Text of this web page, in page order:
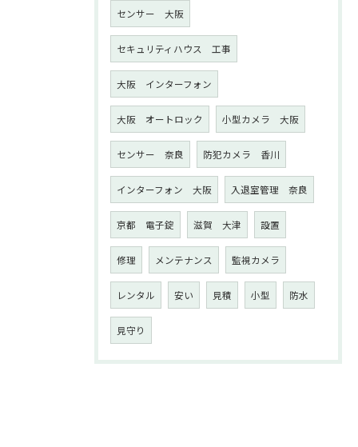
センサー 大阪
セキュリティハウス 工事
大阪 インターフォン
大阪 オートロック 小型カメラ 大阪
センサー 奈良 防犯カメラ 香川
インターフォン 大阪 入退室管理 奈良
京都 電子錠 滋賀 大津 設置
修理 メンテナンス 監視カメラ
レンタル 安い 見積 小型 防水
見守り